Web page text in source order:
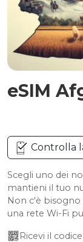
eSIM
Controlla
Scegli uno dei
mantieni il tuo
Non c'è bisogno
una rete Wi-Fi
Ricevi il